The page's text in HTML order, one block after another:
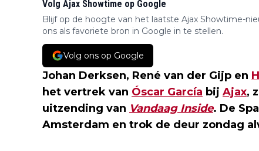
Volg Ajax Showtime op Google
Blijf op de hoogte van het laatste Ajax Showtime-
ons als favoriete bron in Google in te stellen.
Volg ons op Google
Johan Derksen, René van der Gijp en
het vertrek van Óscar García bij Ajax,
uitzending van Vandaag Inside. De
Amsterdam en trok de deur zondag